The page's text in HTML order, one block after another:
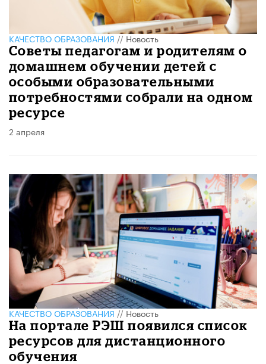
КАЧЕСТВО ОБРАЗОВАНИЯ//Новость
Советы педагогам и родителям о
домашнем обучении детей с
особыми образовательными
потребностями собрали на одном
ресурсе
2 апреля
КАЧЕСТВО ОБРАЗОВАНИЯ//Новость
На портале РЭШ появился список
ресурсов для дистанционного
обучения